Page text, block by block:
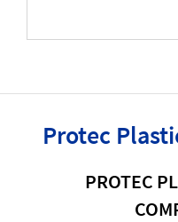
Protec
PROTEC